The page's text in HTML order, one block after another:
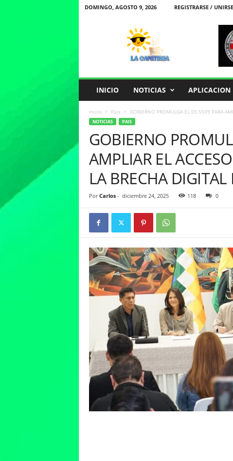
DOMINGO, AGOSTO 9, 2026 REGISTRARSE / UNIRSE
INICIO NOTICIAS APLICACION
Inicio Pais GOBIERNO PROMULGA EL DS 5509 PARA
NOTICIAS PAIS
GOBIERNO
AMPLIAR EL
LA BRECHA
Por Carlos- diciembre 24, 2025 118 0